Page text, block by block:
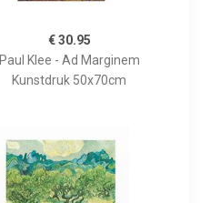
€ 30.95
Paul Klee - Ad Marginem
Kunstdruk 50x70cm